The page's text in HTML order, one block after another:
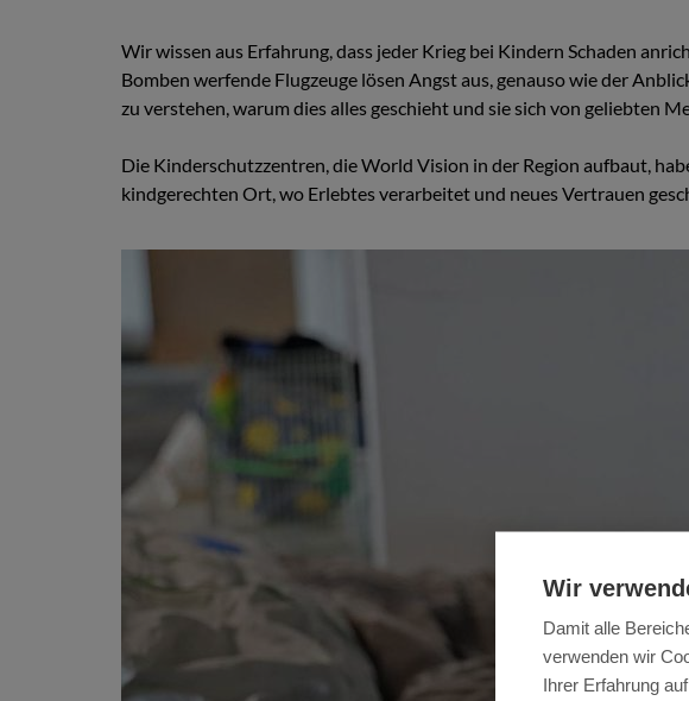
Wir wissen aus Erfahrung, dass jeder Krieg bei Kindern Schaden
Bomben werfende Flugzeuge lösen Angst aus, genauso wie der
zu verstehen, warum dies alles geschieht und sie sich von geliebten
Die Kinderschutzzentren, die World Vision in der Region aufbaut,
kindgerechten Ort, wo Erlebtes verarbeitet und neues Vertrauen
Wir
Damit alle
verwenden wir
Ihrer Erfahrung